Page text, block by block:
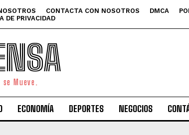
CONTACTA CON NOSOTROS DMCA
DE PRIVACIDAD
Mueve.
ECONOMÍA DEPORTES NEGOCIOS